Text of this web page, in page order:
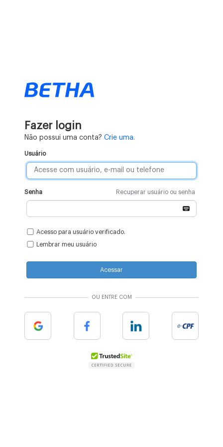
Fazer login
Não possui uma conta? Crie uma.
Usuário
Senha Recuperar usuário ou senha
Acesso para usuário verificado.
Lembrar meu usuário
Acessar
OU ENTRE COM